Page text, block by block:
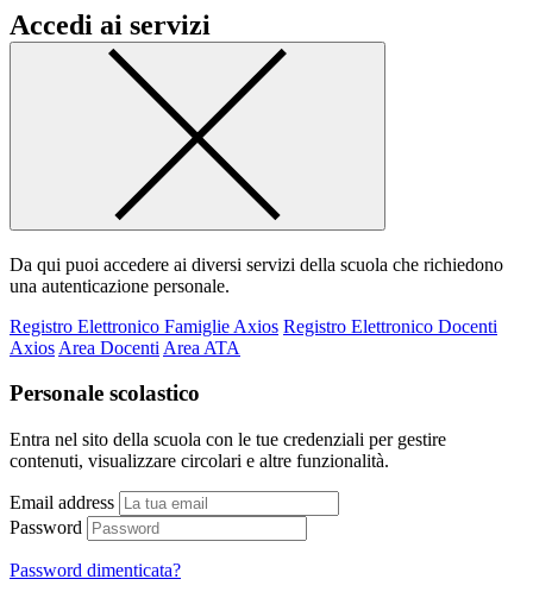
Accedi ai servizi
Da qui puoi accedere ai diversi servizi della scuola che richiedono
una autenticazione personale.
Registro Elettronico Famiglie Axios Registro Elettronico Docenti
Axios Area Docenti Area ATA
Personale scolastico
Entra nel sito della scuola con le tue credenziali per gestire
contenuti, visualizzare circolari e altre funzionalità.
Email address
Password
Password dimenticata?